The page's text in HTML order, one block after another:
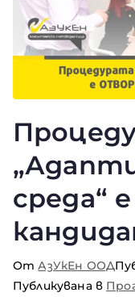
среда“
ОтАзУкЕн ООД
Публикувана в